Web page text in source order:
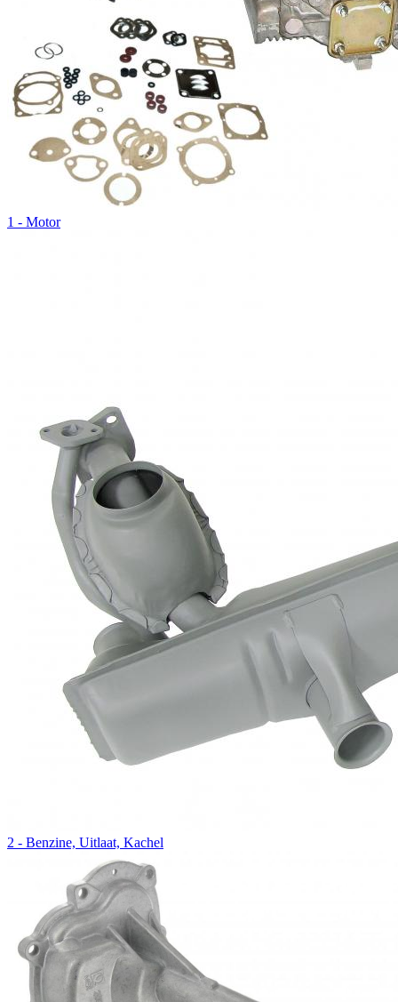
1 - Motor
2 - Benzine, Uitlaat, Kachel